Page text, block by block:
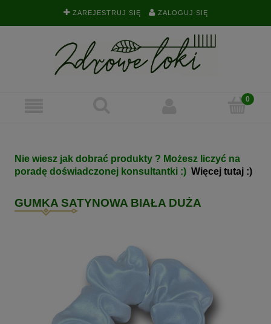
ZAREJESTRUJ SIĘ ZALOGUJ SIĘ
Nie wiesz jak dobrać produkty ? Możesz liczyć na
poradę doświadczonej konsultantki :) Więcej tutaj :)
GUMKA SATYNOWA BIAŁA DUŻA